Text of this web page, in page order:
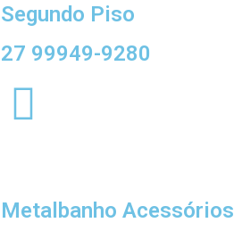
Segundo Piso
27 99949-9280
Metalbanho Acessórios